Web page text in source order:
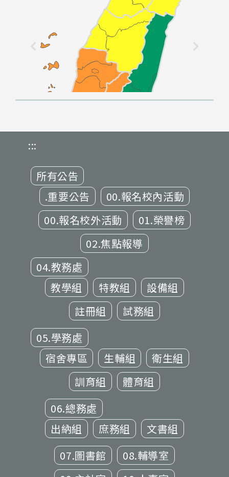
:::
所有公告
.重要公告
00.報名校內活動
00.報名校外活動
01.榮譽榜
02.焦點報導
04.教務處
教學組
特教組
設備組
註冊組
試務組
05.學務處
宿舍專區
生輔組
衛生組
訓育組
體育組
06.總務處
出納組
庶務組
文書組
07.圖書館
08.輔導室